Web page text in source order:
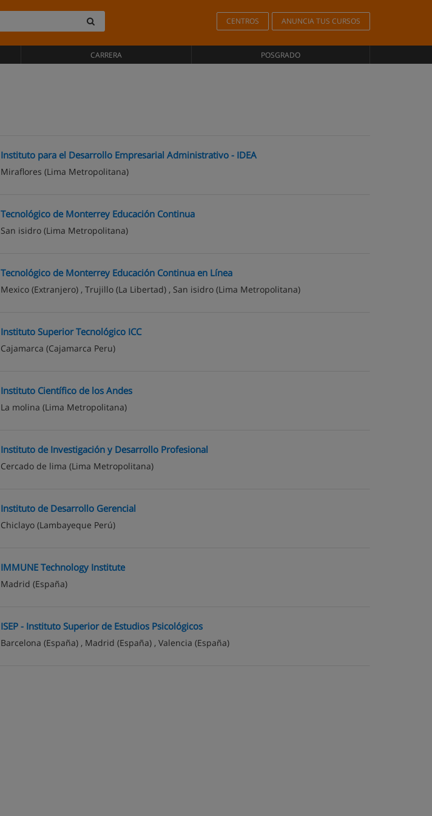
CENTROS ANUNCIA TUS CURSOS
CARRERA POSGRADO
Instituto para el Desarrollo Empresarial Administrativo - IDEA
Miraflores (Lima Metropolitana)
Tecnológico de Monterrey Educación Continua
San isidro (Lima Metropolitana)
Tecnológico de Monterrey Educación Continua en Línea
Mexico (Extranjero) , Trujillo (La Libertad) , San isidro (Lima Metropolitana)
Instituto Superior Tecnológico ICC
Cajamarca (Cajamarca Peru)
Instituto Científico de los Andes
La molina (Lima Metropolitana)
Instituto de Investigación y Desarrollo Profesional
Cercado de lima (Lima Metropolitana)
Instituto de Desarrollo Gerencial
Chiclayo (Lambayeque Perú)
IMMUNE Technology Institute
Madrid (España)
ISEP - Instituto Superior de Estudios Psicológicos
Barcelona (España) , Madrid (España) , Valencia (España)